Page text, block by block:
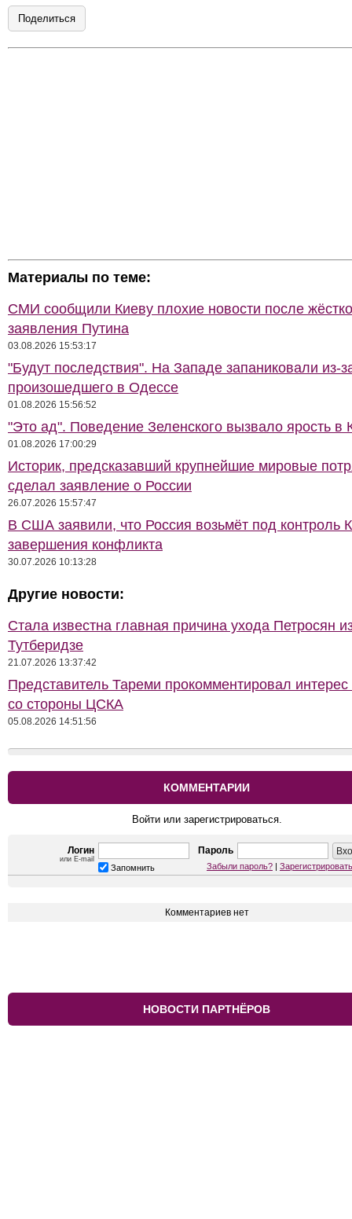
Поделиться
Материалы по теме:
СМИ сообщили Киеву плохие новости после
заявления Путина
03.08.2026 15:53:17
"Будут последствия". На Западе запаниковали из-
произошедшего в Одессе
01.08.2026 15:56:52
"Это ад". Поведение Зеленского вызвало ярость в
01.08.2026 17:00:29
Историк, предсказавший крупнейшие мировые
сделал заявление о России
26.07.2026 15:57:47
В США заявили, что Россия возьмёт под контроль
завершения конфликта
30.07.2026 10:13:28
Другие новости:
Стала известна главная причина ухода Петросян
Тутберидзе
21.07.2026 13:37:42
Представитель Тареми прокомментировал интерес
со стороны ЦСКА
05.08.2026 14:51:56
КОММЕНТАРИИ
Войти или зарегистрироваться.
Логин
или E-mail
Пароль
Запомнить Забыли пароль? |
Комментариев нет
НОВОСТИ ПАРТНЁРОВ